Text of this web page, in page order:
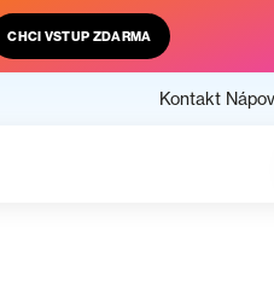
CHCI VSTUP ZDARMA
Kontakt